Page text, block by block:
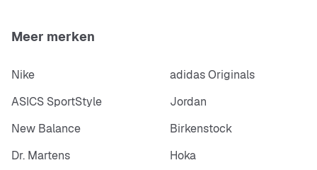
Meer merken
Nike
adidas Originals
ASICS SportStyle
Jordan
New Balance
Birkenstock
Dr. Martens
Hoka